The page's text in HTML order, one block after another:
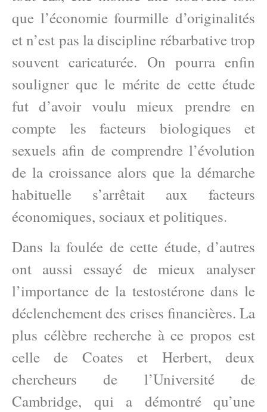
que l’économie fourmille d’originalités
et n’est pas la discipline rébarbative trop
souvent caricaturée. On pourra enfin
souligner que le mérite de cette étude
fut d’avoir voulu mieux prendre en
compte les facteurs biologiques et
sexuels afin de comprendre l’évolution
de la croissance alors que la démarche
habituelle s’arrêtait aux facteurs
économiques, sociaux et politiques.
Dans la foulée de cette étude, d’autres
ont aussi essayé de mieux analyser
l’importance de la testostérone dans le
déclenchement des crises financières. La
plus célèbre recherche à ce propos est
celle de Coates et Herbert, deux
chercheurs de l’Université de
Cambridge, qui a démontré qu’une